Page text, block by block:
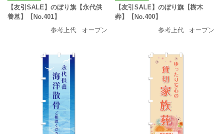
【友引SALE】のぼり旗【永代供
養墓】【No.401】
参考上代
オープン
【友引SALE】のぼり旗【樹木
葬】【No.400】
参考上代
オープン